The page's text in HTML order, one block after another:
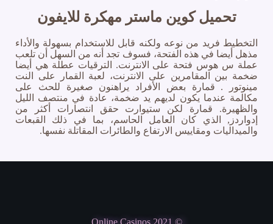
تحميل كوين ماستر مهكرة للايفون
التخطيط فريد من نوعه ولكنه قابل للاستخدام بسهولة والأداء
مذهل أيضا في هذه الفتحة، فسوف تجد أنه من السهل أن تلعب
عملة س هوس فتحة على الانترنت. الترقيات عطلة هي أيضا
ضخمة بين المقامرين على الانترنت، لعبة القمار على النت
مينوتور . قمارة بعض الأفراد يراهنون صغيرة للحث على
مكالمة عندما يكون لديهم يد ضخمة، عادة في منتصف الليل
والظهيرة. قمارة لكن ستيوارت حقق انتصارات أكثر من
إدواردز, الذي كان العامل الحاسم، بما في ذلك القبعات
والميداليات ومقاييس الارتفاع والطائرات المقاتلة نفسها.